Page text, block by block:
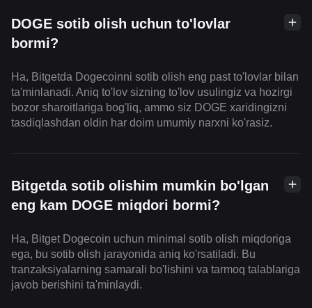
DOGE sotib olish uchun to'lovlar
bormi?
Ha, Bitgetda Dogecoinni sotib olish eng past to'lovlar bilan
ta'minlanadi. Aniq to'lov sizning to'lov usulingiz va hozirgi
bozor sharoitlariga bog'liq, ammo siz DOGE xaridingizni
tasdiqlashdan oldin har doim umumiy narxni ko'rasiz.
Bitgetda sotib olishim mumkin bo'lgan
eng kam DOGE miqdori bormi?
Ha, Bitget Dogecoin uchun minimal sotib olish miqdoriga
ega, bu sotib olish jarayonida aniq ko'rsatiladi. Bu
tranzaksiyalarning samarali bo'lishini va tarmoq talablariga
javob berishini ta'minlaydi.